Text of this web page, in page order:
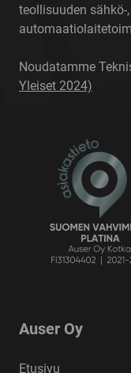
teollisuuden
Noudatamme
Yleiset 2024)
Auser Oy
Etusivu